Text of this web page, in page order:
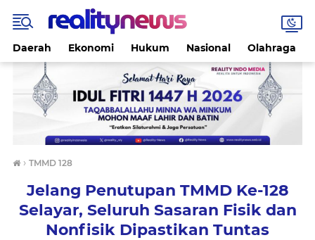
Daerah Ekonomi Hukum Nasional Olahraga
› TMMD 128
Jelang Penutupan TMMD Ke-128
Selayar, Seluruh Sasaran Fisik dan
Nonfisik Dipastikan Tuntas